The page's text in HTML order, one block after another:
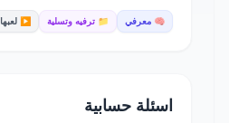
🧠 معرفي 📁 ترفيه وتسلية ▶️ لعبها 72
اسئلة حسابية